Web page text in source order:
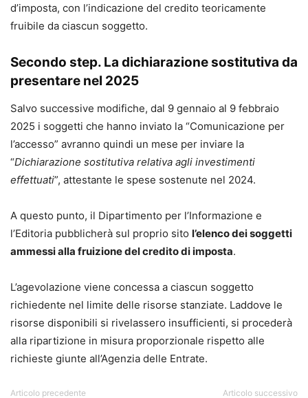
d’imposta, con l’indicazione del credito teoricamente
fruibile da ciascun soggetto.
Secondo step. La dichiarazione sostitutiva da
presentare nel 2025
Salvo successive modifiche, dal 9 gennaio al 9 febbraio
2025 i soggetti che hanno inviato la “Comunicazione per
l’accesso” avranno quindi un mese per inviare la
“Dichiarazione sostitutiva relativa agli investimenti
effettuati”, attestante le spese sostenute nel 2024.
A questo punto, il Dipartimento per l’Informazione e
l’Editoria pubblicherà sul proprio sito l’elenco dei soggetti
ammessi alla fruizione del credito di imposta.
L’agevolazione viene concessa a ciascun soggetto
richiedente nel limite delle risorse stanziate. Laddove le
risorse disponibili si rivelassero insufficienti, si procederà
alla ripartizione in misura proporzionale rispetto alle
richieste giunte all’Agenzia delle Entrate.
Articolo precedente Articolo successivo